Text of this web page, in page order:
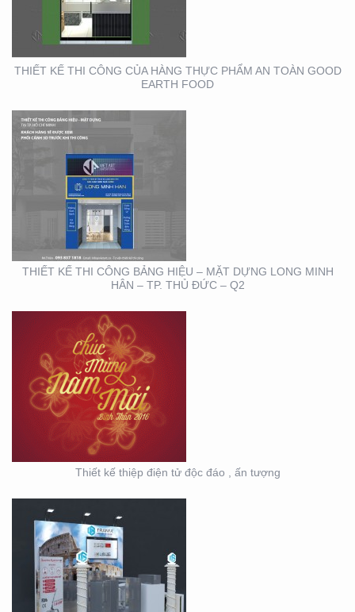
THIẾT KẾ THI CÔNG CỦA HÀNG THỰC PHẨM AN TOÀN GOOD
EARTH FOOD
DỰNG LONG MINH HÂN
– TP. THỦ ĐỨC – Q2
THIẾT KẾ THI CÔNG BẢNG HIỆU – MẶT DỰNG LONG MINH
HÂN – TP. THỦ ĐỨC – Q2
THIẾT KẾ THIỆP ĐIỆN
TỬ ĐỘC ĐÁO , ẤN
TƯỢNG
Thiết kế thiệp điện tử độc đáo , ấn tượng
HỘI NGHỊ KHOA HỌC
DA LIỄU MIỀN NAM 2020
(BOOTH TRANFA)
HỘI NGHỊ DA LIỄU
TOÀN QUỐC NĂM 2020
TẠI CẦN THƠ (GIAN